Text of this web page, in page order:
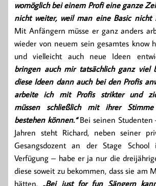
womöglich bei einem Profi eine ganze
nicht weiter, weil man eine Basic nicht
Mit Anfängern müsse er ganz anders
wieder von neuem sein gesamtes know
und vielleicht auch neue Ideen
bringen auch mir tatsächlich ganz viel
diese Ideen dann auch bei den Profis
arbeite ich mit Profis strikter und
müssen schließlich mit ihrer
bestehen können.“Bei seinen
Jahren steht Richard, neben seiner
Gesangsdozent an der Stage
Verfügung – habe er ja nur die
diese soweit zu bekommen, dass sie am
hätten. „Bei just for fun Sängern